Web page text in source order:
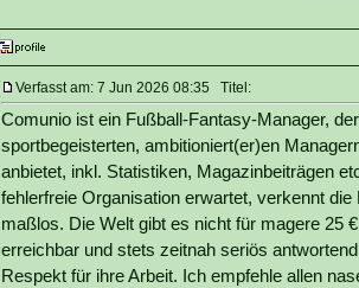
Verfasst am: 7 Jun 2026 08:35 Titel:
Comunio ist ein Fußball-Fantasy-Manager,
sportbegeisterten, ambitioniert(er)en
anbietet, inkl. Statistiken, Magazinbeiträgen
fehlerfreie Organisation erwartet, verkennt
maßlos. Die Welt gibt es nicht für magere 25
erreichbar und stets zeitnah seriös
Respekt für ihre Arbeit. Ich empfehle allen